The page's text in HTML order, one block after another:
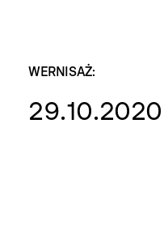
WERNISAŻ:
29.10.2020